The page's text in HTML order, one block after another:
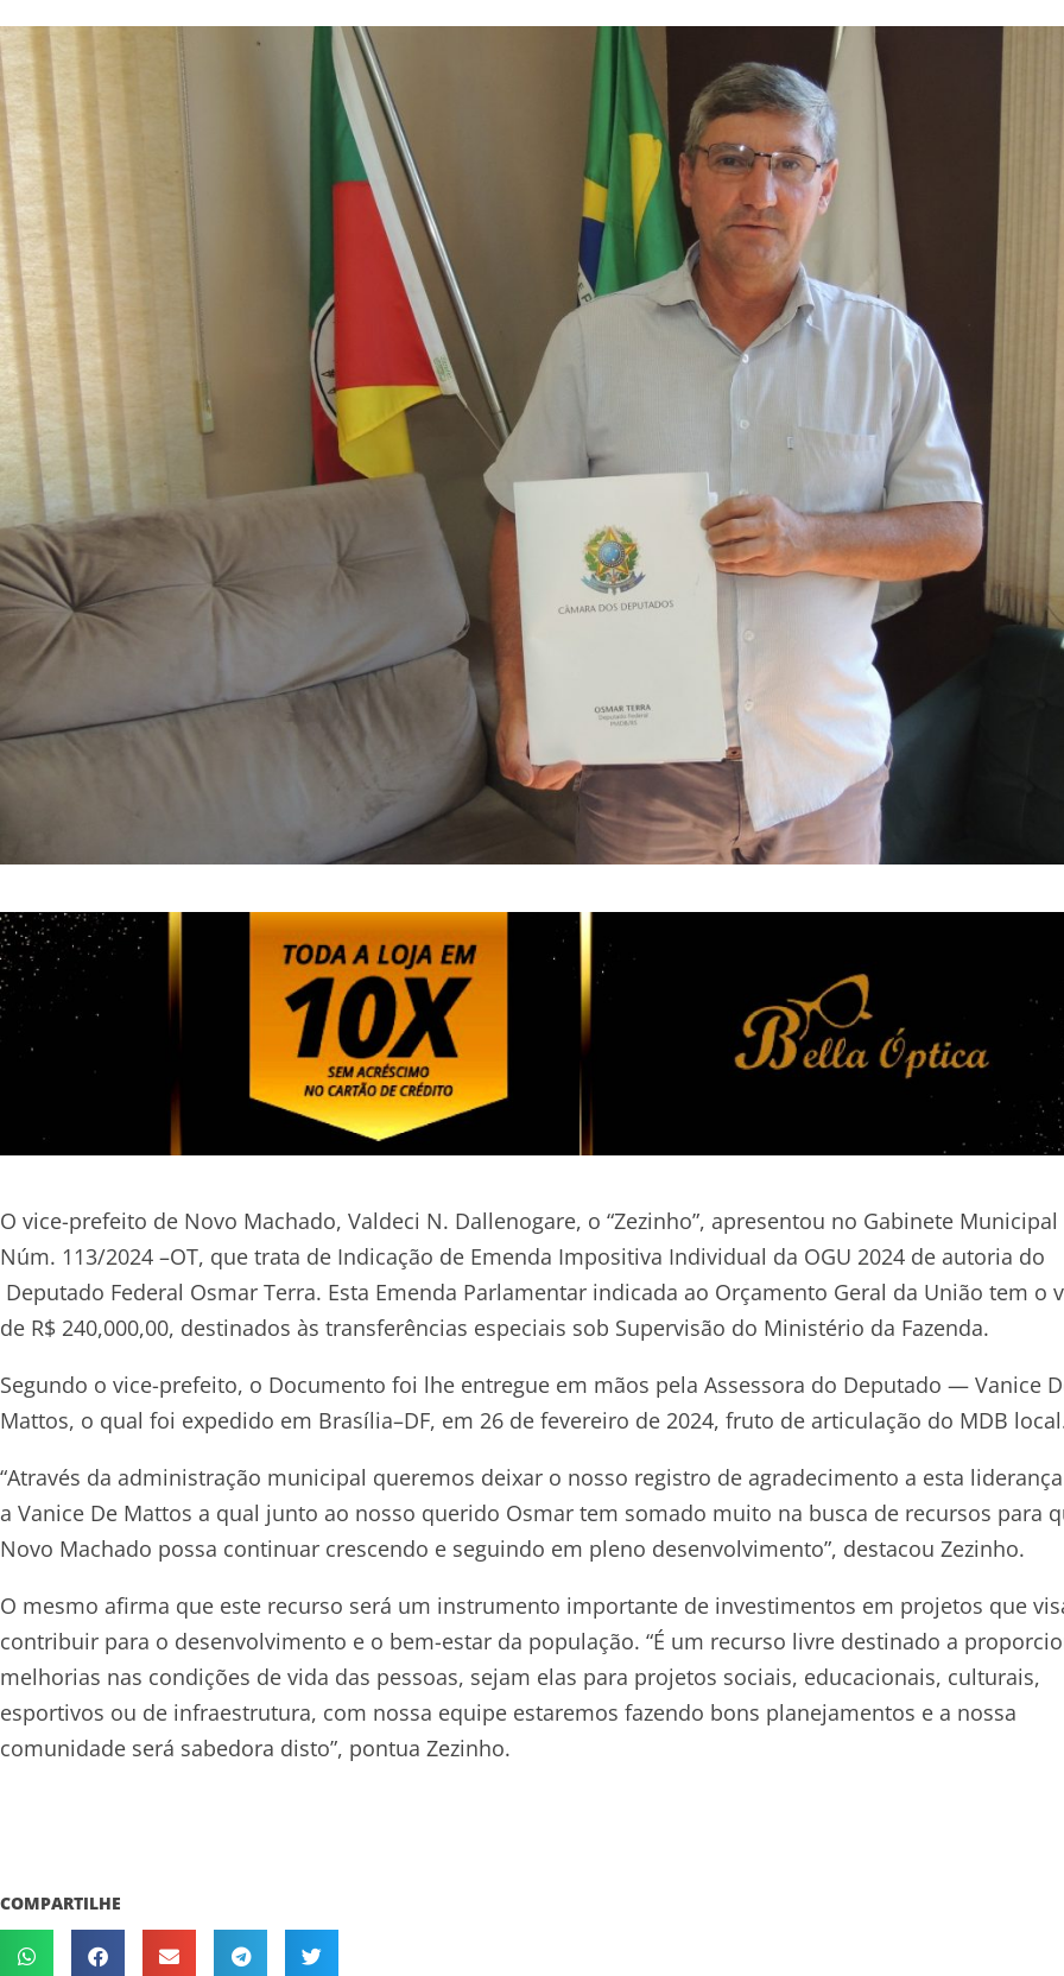
O vice-prefeito de Novo Machado, Valdeci N. Dallenogare, o “Zezinho”, apresentou no Gabinete Municipal
Núm. 113/2024 –OT, que trata de Indicação de Emenda Impositiva Individual da OGU 2024 de autoria do
Deputado Federal Osmar Terra. Esta Emenda Parlamentar indicada ao Orçamento Geral da União tem o
de R$ 240,000,00, destinados às transferências especiais sob Supervisão do Ministério da Fazenda.
Segundo o vice-prefeito, o Documento foi lhe entregue em mãos pela Assessora do Deputado — Vanice
Mattos, o qual foi expedido em Brasília–DF, em 26 de fevereiro de 2024, fruto de articulação do MDB
“Através da administração municipal queremos deixar o nosso registro de agradecimento a esta
a Vanice De Mattos a qual junto ao nosso querido Osmar tem somado muito na busca de recursos para
Novo Machado possa continuar crescendo e seguindo em pleno desenvolvimento”, destacou Zezinho.
O mesmo afirma que este recurso será um instrumento importante de investimentos em projetos que
contribuir para o desenvolvimento e o bem-estar da população. “É um recurso livre destinado a
melhorias nas condições de vida das pessoas, sejam elas para projetos sociais, educacionais, culturais,
esportivos ou de infraestrutura, com nossa equipe estaremos fazendo bons planejamentos e a nossa
comunidade será sabedora disto”, pontua Zezinho.
COMPARTILHE